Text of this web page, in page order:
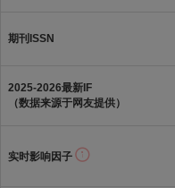
期刊ISSN
2025-2026最新IF
（数据来源于网友提供）
实时影响因子